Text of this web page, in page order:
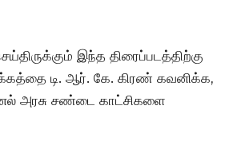
இந்த திரைப்படத்திற்கு
டி. ஆர். கே. கிரண் கவனிக்க,
அரசு சண்டை காட்சிகளை